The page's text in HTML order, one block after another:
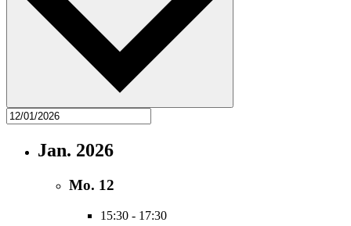
Jan. 2026
Mo. 12
15:30 - 17:30